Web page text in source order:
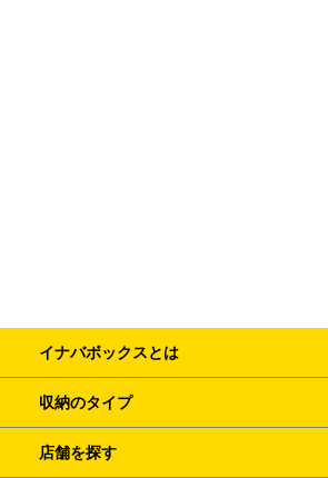
イナバボックスとは
収納のタイプ
店舗を探す